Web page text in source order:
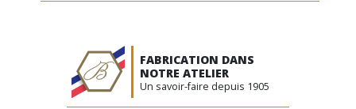
FABRICATION DANS
NOTRE ATELIER
Un savoir-faire depuis 1905